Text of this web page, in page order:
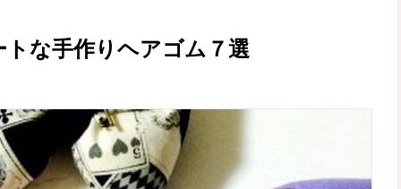
な手作りヘアゴム７選